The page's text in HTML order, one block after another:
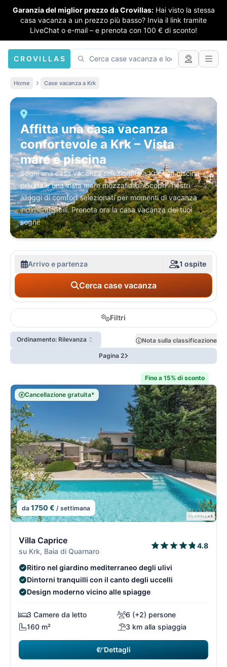
Garanzia del miglior prezzo da Crovillas: Hai visto la stessa
casa vacanza a un prezzo più basso? Invia il link tramite
LiveChat o e-mail – e prenota con 100 € di sconto!
CROVILLAS
Home Case vacanza a Krk
Affitta una casa vacanza
confortevole a Krk – Vista
mare e piscina
Sogni una casa vacanza selezionata a Krk con piscina
privata e una vista mare mozzafiato? Scopri i nostri
alloggi di comfort selezionati per momenti di vacanza
indimenticabili. Prenota ora la casa vacanza dei tuoi
sogni!
Arrivo e partenza 1 ospite
Cerca case vacanza
Filtri
Ordinamento: Rilevanza
Nota sulla classificazione
Pagina 2
Fino a 15% di sconto
Cancellazione gratuita*
da 1750 € / settimana
Villa Caprice
su Krk, Baia di Quarnaro
4.8
Ritiro nel giardino mediterraneo degli ulivi
Dintorni tranquilli con il canto degli uccelli
Design moderno vicino alle spiagge
3 Camere da letto
6 (+2) persone
160 m²
3 km alla spiaggia
Dettagli